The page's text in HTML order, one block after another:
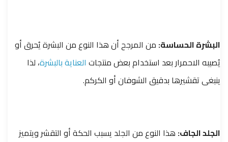
البشرة الحساسة: من المرجح أن هذا النوع من البشرة يُحرق أو
يُصيبه الاحمرار بعد استخدام بعض منتجات العناية بالبشرة، لذا
ينبغى تقشيرها بدقيق الشوفان أو الكركم.
الجلد الجاف: هذا النوع من الجلد يسبب الحكة أو التقشر ويتميز